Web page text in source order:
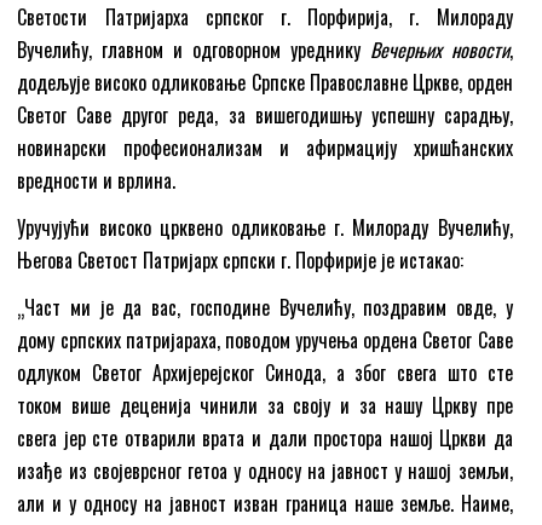
Светости Патријарха српског г. Порфирија, г. Милораду
Вучелићу, главном и одговорном уреднику Вечерњих новости,
додељује високо одликовање Српске Православне Цркве, орден
Светог Саве другог реда, за вишегодишњу успешну сарадњу,
новинарски професионализам и афирмацију хришћанских
вредности и врлина.
Уручујући високо црквено одликовање г. Милораду Вучелићу,
Његова Светост Патријарх српски г. Порфирије је истакао:
„Част ми је да вас, господине Вучелићу, поздравим овде, у
дому српских патријараха, поводом уручења ордена Светог Саве
одлуком Светог Архијерејског Синода, а због свега што сте
током више деценија чинили за своју и за нашу Цркву пре
свега јер сте отварили врата и дали простора нашој Цркви да
изађе из својеврсног гетоа у односу на јавност у нашој земљи,
али и у односу на јавност изван граница наше земље. Наиме,